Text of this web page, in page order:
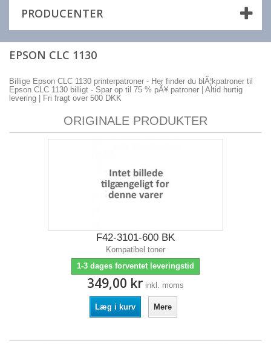
PRODUCENTER
EPSON CLC 1130
Billige Epson CLC 1130 printerpatroner - Her finder du blÃ¦kpatroner til
Epson CLC 1130 billigt - Spar op til 75 % pÃ¥ patroner | Altid hurtig
levering | Fri fragt over 500 DKK
ORIGINALE PRODUKTER
F42-3101-600 BK
Kompatibel toner
1-3 dages forventet leveringstid
349,00 kr inkl. moms
Læg i kurv Mere